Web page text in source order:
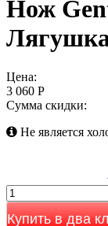
Нож
Цена:
3 060 Р
Сумма скидки:
Не является
Купить в два